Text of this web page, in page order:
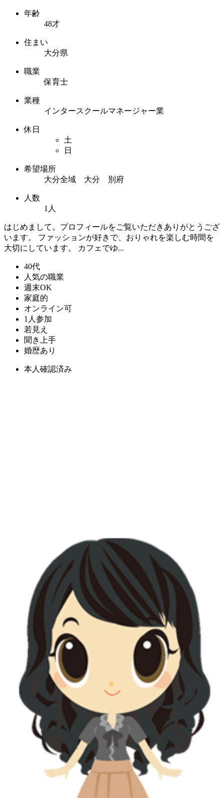
年齢
48才
住まい
大分県
職業
保育士
業種
インタースクールマネージャー業
休日
土
日
希望場所
大分全域 大分 別府
人数
1人
はじめまして。プロフィールをご覧いただきありがとうござ
います。 ファッションが好きで、おりゃれを楽しむ時間を
大切にしています。 カフェでゆ...
40代
人気の職業
週末OK
家庭的
オンライン可
1人参加
若見え
聞き上手
婚歴あり
本人確認済み